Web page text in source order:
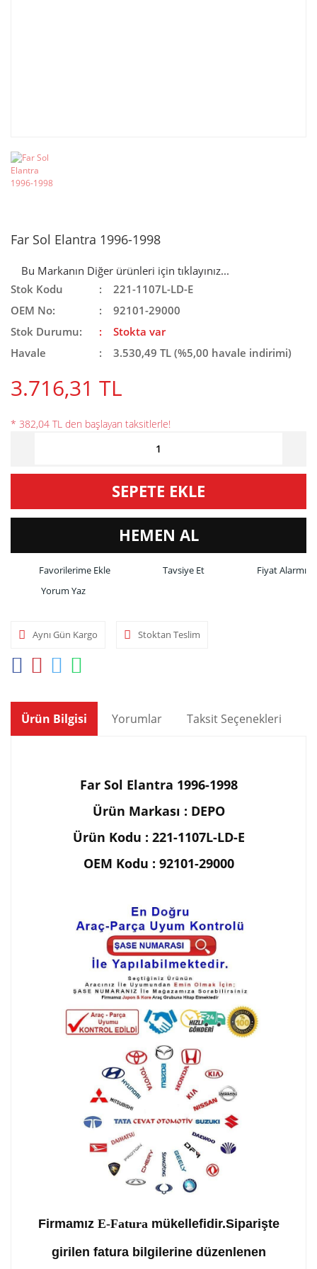
Far Sol Elantra 1996-1998
Bu Markanın Diğer ürünleri için tıklayınız...
Stok Kodu
221-1107L-LD-E
OEM No:
92101-29000
Stok Durumu:
Stokta var
Havale
3.530,49 TL (%5,00 havale indirimi)
3.716,31 TL
* 382,04 TL den başlayan taksitlerle!
SEPETE EKLE
HEMEN AL
Tavsiye Et
Fiyat Alarmı
Yorum Yaz
Aynı Gün Kargo Stoktan Teslim
Ürün Bilgisi Yorumlar Taksit Seçenekleri
Far Sol Elantra 1996-1998
Ürün Markası : DEPO
Ürün Kodu : 221-1107L-LD-E
OEM Kodu : 92101-29000
Firmamız E-Fatura mükellefidir.Siparişte
girilen fatura bilgilerine düzenlenen